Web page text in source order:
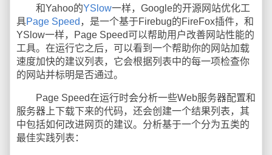
和Yahoo的YSlow一样，Google的开源网站优化工
具Page Speed ，是一个基于Firebug的FireFox插件，和
YSlow一样，Page Speed可以帮助用户改善网站性能的
工具。在运行它之后，可以看到一个帮助你的网站加载
速度加快的建议列表，它会根据列表中的每一项检查你
的网站并标明是否通过。
Page Speed在运行时会分析一些Web服务器配置和
服务器上下载下来的代码，还会创建一个结果列表，其
中包括如何改进网页的建议。分析基于一个分为五类的
最佳实践列表：